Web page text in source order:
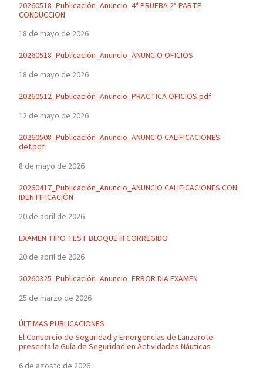
20260518_Publicación_Anuncio_4ª PRUEBA 2ª PARTE
CONDUCCION
18 de mayo de 2026
20260518_Publicación_Anuncio_ANUNCIO OFICIOS
18 de mayo de 2026
20260512_Publicación_Anuncio_PRACTICA OFICIOS.pdf
12 de mayo de 2026
20260508_Publicación_Anuncio_ANUNCIO CALIFICACIONES
def.pdf
8 de mayo de 2026
20260417_Publicación_Anuncio_ANUNCIO CALIFICACIONES CON
IDENTIFICACIÓN
20 de abril de 2026
EXAMEN TIPO TEST BLOQUE III CORREGIDO
20 de abril de 2026
20260325_Publicación_Anuncio_ERROR DIA EXAMEN
25 de marzo de 2026
ÚLTIMAS PUBLICACIONES
El Consorcio de Seguridad y Emergencias de Lanzarote
presenta la Guía de Seguridad en Actividades Náuticas